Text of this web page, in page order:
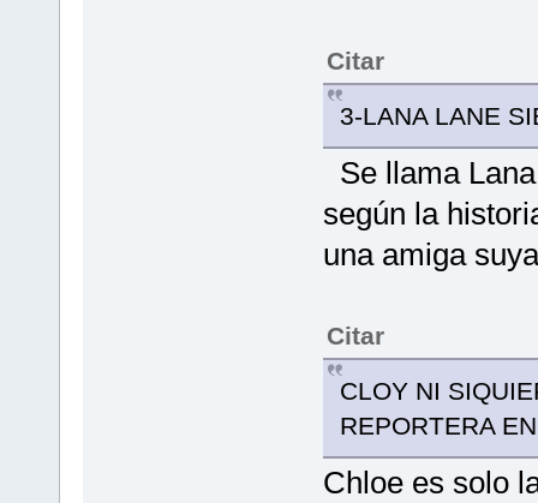
Citar
3-LANA LANE
Se llama
según la
una amiga
Citar
CLOY NI
REPORTERA
Chloe es solo